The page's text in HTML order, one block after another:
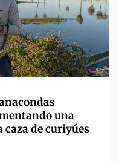
una
caza de curiyúes